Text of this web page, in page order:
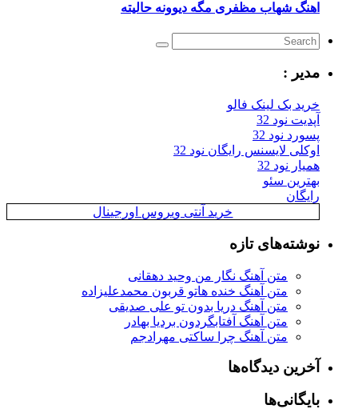
شهاب مظفری مگه دیوونه حالیته
:
بک لینک فالو
نود 32
لایسنس رایگان نود 32
نود 32
سئو
خرید آنتی ویروس اورجینال
تازه
متن آهنگ نگار من وحید دهقانی
متن آهنگ خنده هاتو قربون محمدعلیزاده
متن آهنگ دریا بدون تو علی صدیقی
متن آهنگ آفتابگردون بردیا بهادر
متن آهنگ چرا ساکتی مهرادجم
دیدگاه‌ها